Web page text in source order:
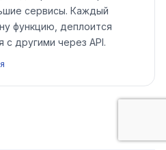
сервисы. Каждый
функцию, деплоится
другими через API.